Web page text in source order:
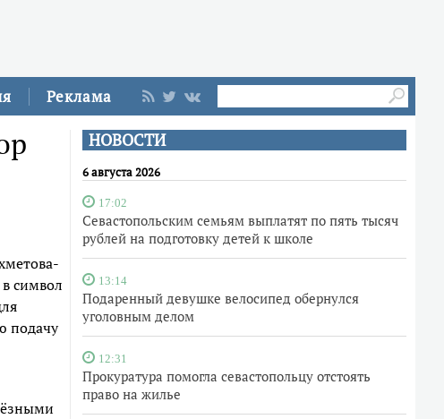
Реклама
НОВОСТИ
6 августа 2026
17:02
Севастопольским семьям выплатят по пять тысяч
рублей на подготовку детей к школе
13:14
Подаренный девушке велосипед обернулся
уголовным делом
12:31
Прокуратура помогла севастопольцу отстоять
право на жилье
символ
подачу